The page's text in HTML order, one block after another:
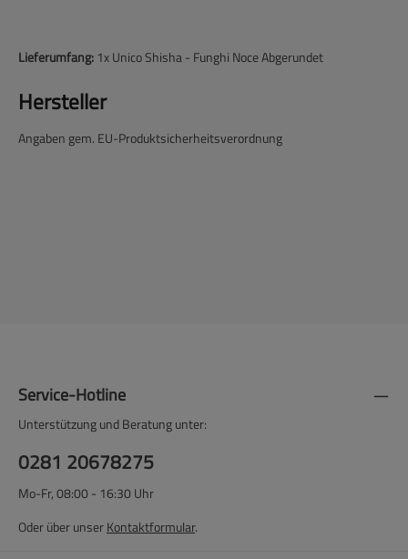
Lieferumfang: 1x Unico Shisha - Funghi Noce Abgerundet
Hersteller
Angaben gem. EU-Produktsicherheitsverordnung
Service-Hotline
Unterstützung und Beratung unter:
0281 20678275
Mo-Fr, 08:00 - 16:30 Uhr
Oder über unserKontaktformular.